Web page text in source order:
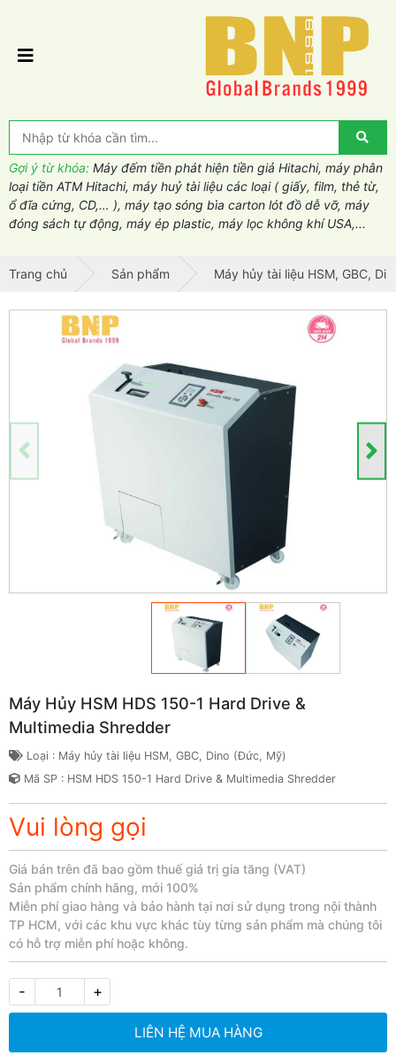
Gợi ý từ khóa: Máy đếm tiền phát hiện tiền giả Hitachi, máy phân
loại tiền ATM Hitachi, máy huỷ tài liệu các loại ( giấy, film, thẻ từ,
ổ đĩa cứng, CD,… ), máy tạo sóng bìa carton lót đồ dễ vỡ, máy
đóng sách tự động, máy ép plastic, máy lọc không khí USA,...
Trang chủ Sản phẩm Máy hủy tài liệu HSM, GBC,
Máy Hủy HSM HDS 150-1 Hard Drive &
Multimedia Shredder
Loại : Máy hủy tài liệu HSM, GBC, Dino (Đức, Mỹ)
Mã SP : HSM HDS 150-1 Hard Drive & Multimedia Shredder
Vui lòng gọi
Giá bán trên đã bao gồm thuế giá trị gia tăng (VAT)
Sản phẩm chính hãng, mới 100%
Miễn phí giao hàng và bảo hành tại nơi sử dụng trong nội thành
TP HCM, với các khu vực khác tùy từng sản phẩm mà chúng tôi
có hỗ trợ miễn phí hoặc không.​
- +
LIÊN HỆ MUA HÀNG